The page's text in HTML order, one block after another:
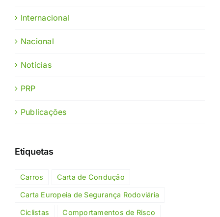
Internacional
Nacional
Notícias
PRP
Publicações
Etiquetas
Carros Carta de Condução
Carta Europeia de Segurança Rodoviária
Ciclistas Comportamentos de Risco